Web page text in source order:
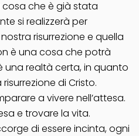
cosa che è già stata
si realizzerà per
risurrezione e quella
è una cosa che potrà
una realtà certa, in quanto
di Cristo.
a vivere nell’attesa.
e trovare la vita.
di essere incinta, ogni